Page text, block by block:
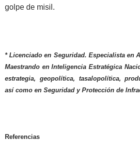
golpe de misil.
* Licenciado en Seguridad. Especialista en
Maestrando en Inteligencia Estratégica
estrategia, geopolítica, tasalopolítica,
así como en Seguridad y Protección de
Referencias